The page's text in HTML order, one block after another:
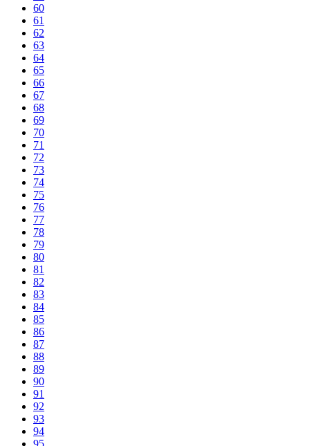
60
61
62
63
64
65
66
67
68
69
70
71
72
73
74
75
76
77
78
79
80
81
82
83
84
85
86
87
88
89
90
91
92
93
94